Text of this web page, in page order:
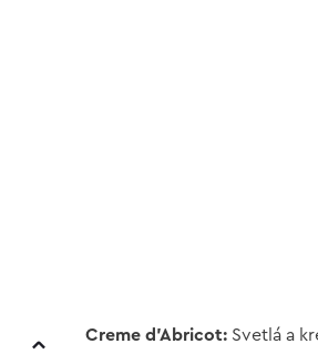
Creme d’Abricot: Svetlá a